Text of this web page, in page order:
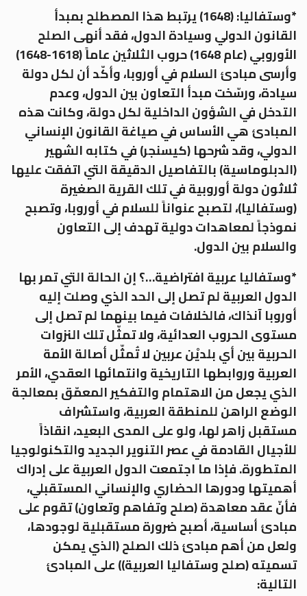
*وستفاليا: (1648) يرتبط هذا المصطلح بمبدأ
القانون الدولي وسيادة الدول، فقد أنهى الصلح
الأوروبي (عام 1648) حروب الثلاثين عاماً (1618-1648)
وأرسى مبادئ السلام في أوروبا، وأكّد أن لكل دولة
سيادة، ورسّخت مبدأ التعاون بين الدول، وعدم
التدخل في الشؤون الداخلية لكل دولة، وكانت هذه
المبادئ هي الأساس في صياغة القانون الإنساني
الدولي، وقد شرحها (كيسنجر) في كتابه الشهير
(الدبلوماسية) بالتفاصيل الدقيقة التي اتفقت عليها
ثلاثون دولة أوروبية في تلك القرية الصغيرة
(وستفاليا)، لتصبح عنواناً للسلام في أوروبا، وتصبح
نموذجاً لمعاهدات دولية تهدف إلى التعاون
والسلام بين الدول.
*وستفاليا عربية افتراضية…؟ إن الحالة التي تمر بها
الدول العربية لم تصل إلى الحد الذي وصلت إليه
أوروبا آنذاك، فالخلافات فيما بينهما لم تصل إلى
مستوى الحروب العدائية، ولا تمثّل تلك النزوات
الحربية بين أي بلديْن عربين لا تُمثّل أصالة الأمة
العربية وروابطها التاريخية وانتمائها العقدي، الأمر
الذي يجعل من الاهتمام والتفكير المعمّق بمعالجة
الوضع الراهن للمنطقة العربية، واستشراف
مستقبل زاهر لها، ولو على المدى البعيد، انقاذاً
للأجيال القادمة في عصر التنوير الجديد والتكنولوجيا
المتطورة. فإذا ما اجتمعت الدول العربية على إدراك
أهميتها ودورها الحضاري والإنساني المستقبلي،
فأنّ عقد معاهدة (صلح وتفاهم وتعاون) تقوم على
مبادئ أساسية، أصبح ضرورة مستقبلية لوجودها،
ولعل من أهم مبادئ ذلك الصلح (الذي يمكن
تسميته (صلح وستفاليا العربية)) على المبادئ
التالية: